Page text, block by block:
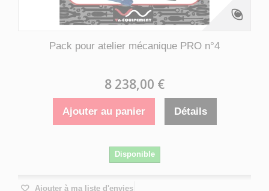
Pack pour atelier mécanique PRO n°4
8 238,00 €
Ajouter au panier Détails
Disponible
Ajouter à ma liste d'envies